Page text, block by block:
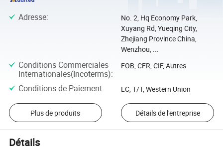
Adresse:
No. 2, Hq Economy Park,
Xuyang Rd, Yueqing City,
Zhejiang Province China,
Wenzhou, ...
Conditions Commerciales
Internationales(Incoterms):
FOB, CFR, CIF, Autres
Conditions de Paiement: LC, T/T, Western Union
Plus de produits Détails de l'entreprise
Détails